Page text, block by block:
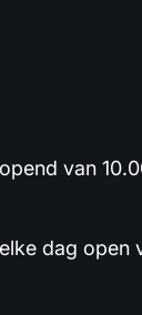
van
dag open